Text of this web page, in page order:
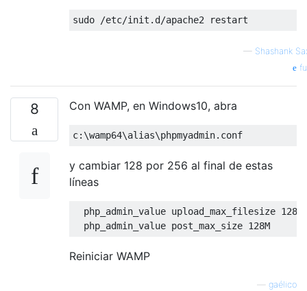
sudo /etc/init . d /apache2 restart
— Shashank
8 Con WAMP, en Windows10, abra
c: \wamp64\alias\phpmyadmin. conf
y cambiar 128 por 256 al final de estas
líneas
  php_admin_value upload_max_filesize
128M
  php_admin_value post_max_size
128M
Reiniciar WAMP
gaélico